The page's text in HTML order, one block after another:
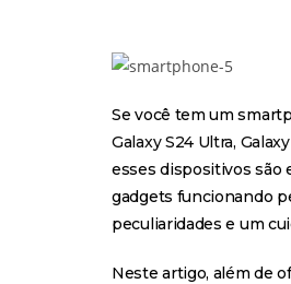
Se você tem um
Galaxy S24 Ultra,
esses dispositivos são
gadgets funcionando
peculiaridades e um
Neste artigo, além de